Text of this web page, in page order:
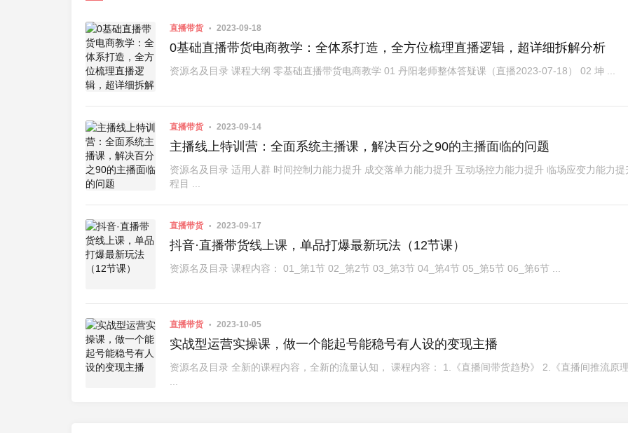
直播带货 2023-09-18
0基础直播带货电商教学：全体系打造，全方位梳理直播逻辑，超详细拆解分析
资源名及目录 课程大纲 零基础直播带货电商教学 01 丹阳老师整体答疑课（直播2023-07-18） 02 坤 ...
直播带货 2023-09-14
主播线上特训营：全面系统主播课，解决百分之90的主播面临的问题
资源名及目录 适用人群 时间控制力能力提升 成交落单力能力提升 互动场控力能力提升 临场应变力能力提
程目 ...
直播带货 2023-09-17
抖音·直播带货线上课，单品打爆最新玩法（12节课）
直播带货 2023-10-05
实战型运营实操课，做一个能起号能稳号有人设的变现主播
资源名及目录 全新的课程内容，全新的流量认知， 课程内容： 1.《直播间带货趋势》 2.《直播间推流原